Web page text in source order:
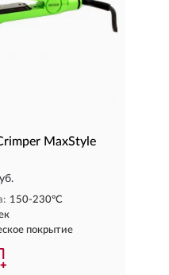
MaxStyle
150-230°С
покрытие